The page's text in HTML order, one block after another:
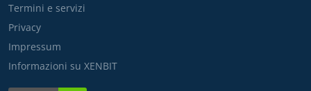
Termini e servizi
Privacy
Impressum
Informazioni su XENBIT